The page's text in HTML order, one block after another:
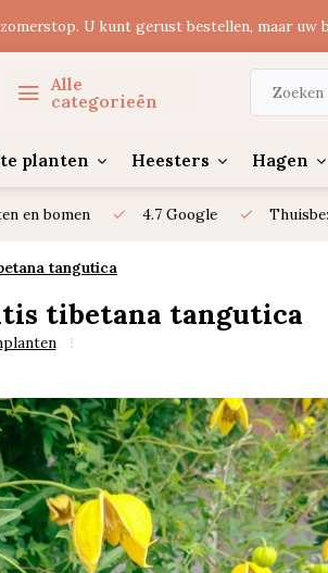
U kunt gerust bestellen, maar
Alle
categorieën
planten Heesters Hagen
en bomen 4.7 Google
tangutica
tibetana tangutica